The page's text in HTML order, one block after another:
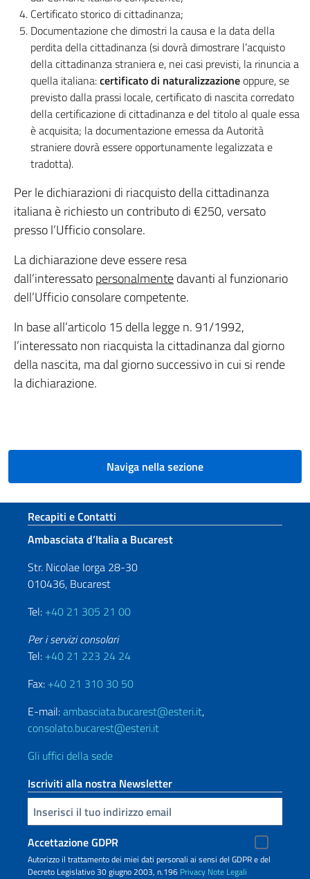
Certificato storico di cittadinanza;
Documentazione che dimostri la causa e la data della
perdita della cittadinanza (si dovrà dimostrare l’acquisto
della cittadinanza straniera e, nei casi previsti, la rinuncia a
quella italiana:certificato di naturalizzazioneoppure, se
previsto dalla prassi locale, certificato di nascita corredato
della certificazione di cittadinanza e del titolo al quale essa
è acquisita; la documentazione emessa da Autorità
straniere dovrà essere opportunamente legalizzata e
tradotta).
Per le dichiarazioni di riacquisto della cittadinanza
italiana è richiesto un contributo di €250, versato
presso l’Ufficio consolare.
La dichiarazione deve essere resa
dall’interessatopersonalmentedavanti al funzionario
dell’Ufficio consolare competente.
In base all’articolo 15 della legge n. 91/1992,
l’interessato non riacquista la cittadinanza dal giorno
della nascita, ma dal giorno successivo in cui si rende
la dichiarazione.
Naviga nella sezione
Sezione footer
Recapiti e Contatti
Ambasciata d’Italia a Bucarest
Str. Nicolae Iorga 28-30
010436, Bucarest
Tel: +40 21 305 21 00
Per i servizi consolari
Tel: +40 21 223 24 24
Fax: +40 21 310 30 50
E-mail:ambasciata.bucarest@esteri.it,
consolato.bucarest@esteri.it
Gli uffici della sede
Iscriviti alla nostra Newsletter
Inserisci la tua email
Accettazione GDPR
Autorizzo il trattamento dei miei dati personali ai sensi del GDPR e del
Decreto Legislativo 30 giugno 2003, n.196 Privacy Note Legali